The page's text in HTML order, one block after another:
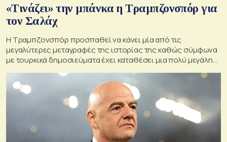
«Τινάζει» την μπάνκα η Τραμπζονσπόρ για
τον Σαλάχ
Η Τραμπζονσπόρ προσπαθεί να κάνει μία από τις
μεγαλύτερες μεταγραφές της ιστορίας της καθώς σύμφωνα
με τουρκικά δημοσιεύματα έχει καταθέσει μια πολύ μεγάλη